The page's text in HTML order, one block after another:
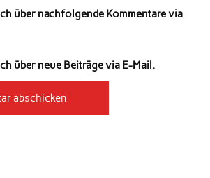
über nachfolgende Kommentare via
über neue Beiträge via E-Mail.